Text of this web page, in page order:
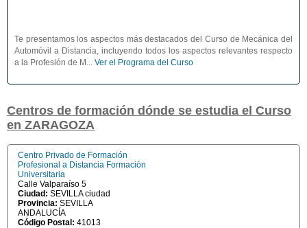
Te presentamos los aspectos más destacados del Curso de Mecánica del
Automóvil a Distancia, incluyendo todos los aspectos relevantes respecto
a la Profesión de M... Ver el Programa del Curso
Centros de formación dónde se estudia el Curso
en ZARAGOZA
Centro Privado de Formación
Profesional a Distancia Formación
Universitaria
Calle Valparaíso 5
Ciudad: SEVILLA ciudad
Provincia: SEVILLA
ANDALUCÍA
Código Postal: 41013